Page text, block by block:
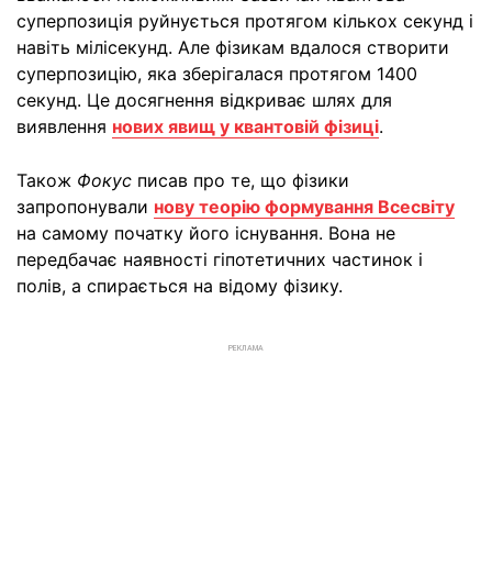
суперпозиція руйнується протягом кількох секунд і
навіть мілісекунд. Але фізикам вдалося створити
суперпозицію, яка зберігалася протягом 1400
секунд. Це досягнення відкриває шлях для
виявлення нових явищ у квантовій фізиці.
Також Фокус писав про те, що фізики
запропонували нову теорію формування Всесвіту
на самому початку його існування. Вона не
передбачає наявності гіпотетичних частинок і
полів, а спирається на відому фізику.
РЕКЛАМА